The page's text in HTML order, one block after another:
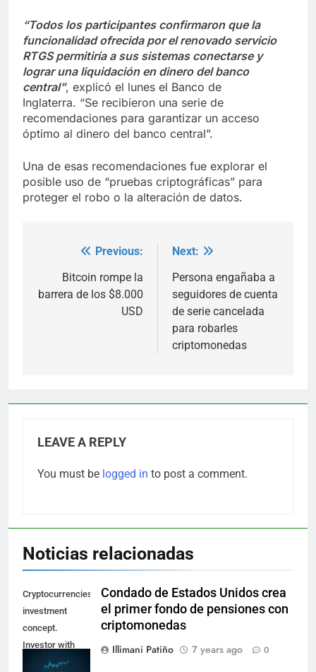
“Todos los participantes confirmaron que la
funcionalidad ofrecida por el renovado servicio
RTGS permitiría a sus sistemas conectarse y
lograr una liquidación en dinero del banco
central”, explicó el lunes el Banco de
Inglaterra. “Se recibieron una serie de
recomendaciones para garantizar un acceso
óptimo al dinero del banco central”.
Una de esas recomendaciones fue explorar el
posible uso de “pruebas criptográficas” para
proteger el robo o la alteración de datos.
navigation
Previous:
Bitcoin rompe la
barrera de los $8.000
USD
Next:
Persona engañaba a
seguidores de cuenta
de serie cancelada
para robarles
criptomonedas
LEAVE A REPLY
You must be logged in to post a comment.
Noticias relacionadas
Cryptocurrencies
investment
concept.
Investor with
digital tablet and
Condado de Estados Unidos crea
el primer fondo de pensiones con
criptomonedas
Illimani Patiño
7 years ago 0